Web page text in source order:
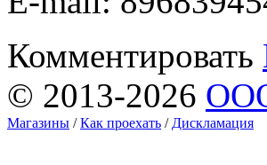
Комментировать
© 2013-2026
Магазины /Как проехать / Дискламация